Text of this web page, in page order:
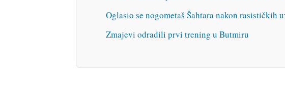
Oglasio se nogometaš Šahtara nakon rasističkih
Zmajevi odradili prvi trening u Butmiru